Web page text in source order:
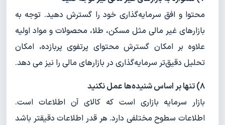
محتوا و افق سرمایه‌گذاری خود را گسترش دهید. توجه به
بازارهای غیر مالی مثل مسکن، طلا، محصولات و مواد اولیه
علاوه بر امکان گسترش محتوای پرتفوی پربازده، امکان
تحلیل دقیق‌تر سرمایه‌گذاری در بازارهای مالی را نیز می دهد.
۸) تنها بر اساس شنیده‌ها عمل نکنید
بازار سرمایه بازاری است که کالای آن اطلاعات است.
اطلاعات سطوح مختلفی دارد. هر قدر اطلاعات دقیقتر باشد